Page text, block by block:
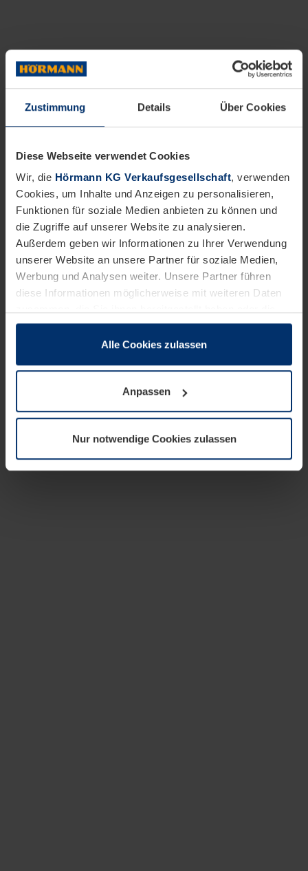
Zustimmung Details Über Cookies
Diese Webseite verwendet Cookies
Wir, die Hörmann KG Verkaufsgesellschaft, verwenden
Cookies, um Inhalte und Anzeigen zu personalisieren,
Funktionen für soziale Medien anbieten zu können und
die Zugriffe auf unserer Website zu analysieren.
Außerdem geben wir Informationen zu Ihrer Verwendung
unserer Website an unsere Partner für soziale Medien,
Werbung und Analysen weiter. Unsere Partner führen
diese Informationen möglicherweise mit weiteren Daten
sie im Rahmen Ihrer Nutzung der Dienste gesammelt
wenn diese für den Betrieb dieser Seite unbedingt
notwendig sind. Für alle anderen Cookie-Typen benötigen
wir Ihre Erlaubnis. Ihre Einwilligung können Sie jederzeit
Datenschutzerklärungunserer Website ändern oder
widerrufen.
Alle Cookies zulassen
Anpassen
Nur notwendige Cookies zulassen